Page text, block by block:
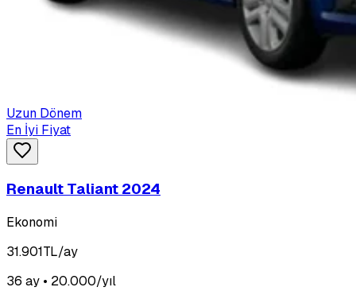
Uzun Dönem
En İyi Fiyat
Renault Taliant 2024
Ekonomi
31.901TL/ay
36 ay • 20.000/yıl